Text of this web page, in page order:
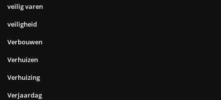
veilig varen
veiligheid
Verbouwen
Verhuizen
Verhuizing
Verjaardag